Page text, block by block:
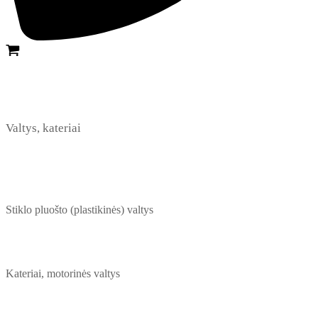
Valtys, kateriai
Stiklo pluošto (plastikinės) valtys
Kateriai, motorinės valtys